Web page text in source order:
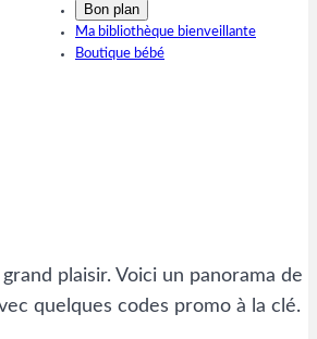
Bon plan
Ma bibliothèque bienveillante
Boutique bébé
plaisir. Voici un panorama de
quelques codes promo à la clé.